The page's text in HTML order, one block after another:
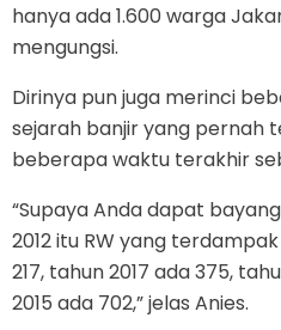
hanya ada 1.600 warga
mengungsi.
Dirinya pun juga merinci
sejarah banjir yang pernah
beberapa waktu terakhir
“Supaya Anda dapat
2012 itu RW yang
217, tahun 2017 ada 375,
2015 ada 702,” jelas Anies.